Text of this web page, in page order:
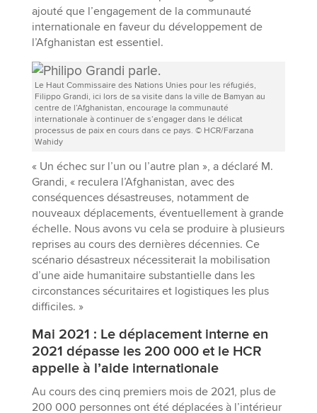
ajouté que l’engagement de la communauté
internationale en faveur du développement de
l’Afghanistan est essentiel.
Le Haut Commissaire des Nations Unies pour les réfugiés,
Filippo Grandi, ici lors de sa visite dans la ville de Bamyan au
centre de l’Afghanistan, encourage la communauté
internationale à continuer de s’engager dans le délicat
processus de paix en cours dans ce pays. © HCR/Farzana
Wahidy
« Un échec sur l’un ou l’autre plan », a déclaré M.
Grandi, « reculera l’Afghanistan, avec des
conséquences désastreuses, notamment de
nouveaux déplacements, éventuellement à grande
échelle. Nous avons vu cela se produire à plusieurs
reprises au cours des dernières décennies. Ce
scénario désastreux nécessiterait la mobilisation
d’une aide humanitaire substantielle dans les
circonstances sécuritaires et logistiques les plus
difficiles. »
Mai 2021 : Le déplacement interne en
2021 dépasse les 200 000 et le HCR
appelle à l’aide internationale
Au cours des cinq premiers mois de 2021, plus de
200 000 personnes ont été déplacées à l’intérieur